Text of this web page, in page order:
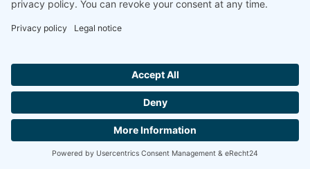
09287/880-53
Alexandra
09287/880-53
Hallo ich bin LINAI! Wie kann ich dir
CONTACT